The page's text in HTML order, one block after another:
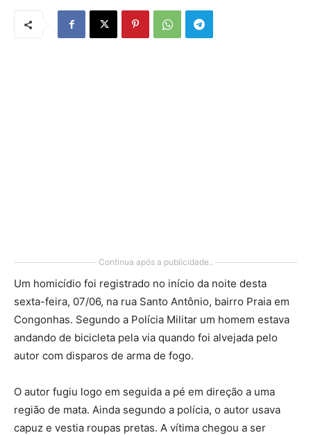
Continua após a publicidade..
Um homicídio foi registrado no início da noite desta
sexta-feira, 07/06, na rua Santo Antônio, bairro Praia em
Congonhas. Segundo a Polícia Militar um homem estava
andando de bicicleta pela via quando foi alvejada pelo
autor com disparos de arma de fogo.
O autor fugiu logo em seguida a pé em direção a uma
região de mata. Ainda segundo a polícia, o autor usava
capuz e vestia roupas pretas. A vítima chegou a ser